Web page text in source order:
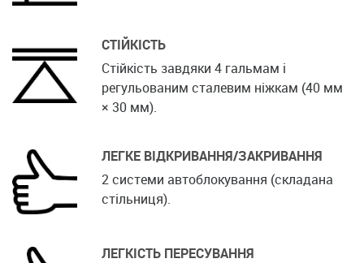
СТІЙКІСТЬ
Cтійкість завдяки 4 гальмам і
регульованим сталевим ніжкам (40 мм
× 30 мм).
ЛЕГКЕ ВІДКРИВАННЯ/ЗАКРИВАННЯ
2 системи автоблокування (складана
стільниця).
ЛЕГКІСТЬ ПЕРЕСУВАННЯ